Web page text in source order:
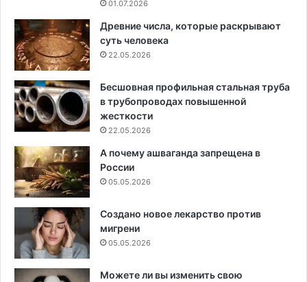
01.07.2026
Древние числа, которые раскрывают
суть человека
22.05.2026
Бесшовная профильная стальная труба
в трубопроводах повышенной
жесткости
22.05.2026
А почему ашваганда запрещена в
России
05.05.2026
Создано новое лекарство против
мигрени
05.05.2026
Можете ли вы изменить свою